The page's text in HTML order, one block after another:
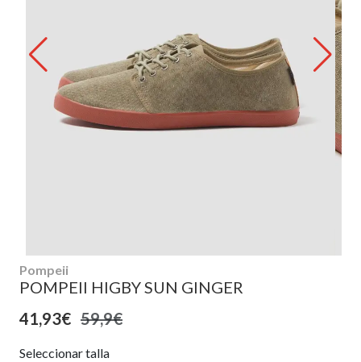
Pompeii
POMPEII HIGBY SUN GINGER
41,93€ 59,9€
Seleccionar talla